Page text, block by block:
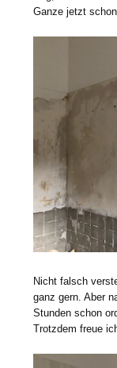
Ganze jetzt
Nicht falsch
ganz gern. Aber
Stunden schon
Trotzdem freue